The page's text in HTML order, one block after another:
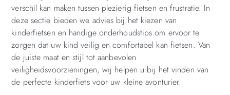
verschil kan maken tussen plezierig fietsen en frustratie. In
deze sectie bieden we advies bij het kiezen van
kinderfietsen en handige onderhoudstips om ervoor te
zorgen dat uw kind veilig en comfortabel kan fietsen. Van
de juiste maat en stijl tot aanbevolen
veiligheidsvoorzieningen, wij helpen u bij het vinden van
de perfecte kinderfiets voor uw kleine avonturier.